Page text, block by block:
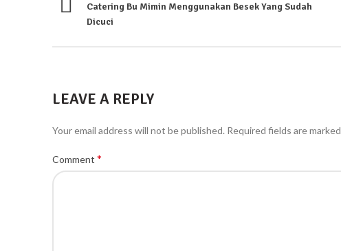
Catering Bu Mimin Menggunakan Besek Yang Sudah
Dicuci
LEAVE A REPLY
Your email address will not be published. Required fields are marked
Comment *